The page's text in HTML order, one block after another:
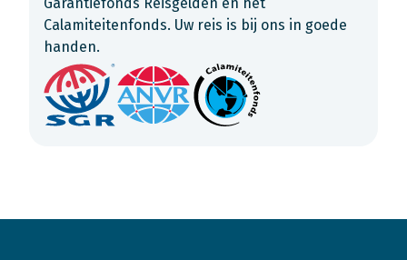
Calamiteitenfonds. Uw reis is bij ons in goede
handen.